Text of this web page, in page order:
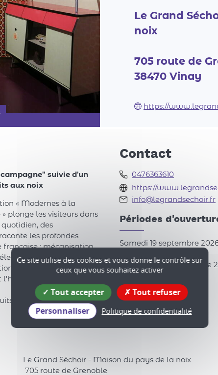
Le Grand
noix
705 route de
38470 Vinay
https://
suivie d'un
aux noix
« Modernes à la
plonge les visiteurs dans
quotidien, des
les profondes
: mécanisation
évolution
qui résonne
de cette
aux noix, pour une
Contact
0476363610
https://
info@legrandsechoir.fr
Périodes
Samedi 19 septembre
Dimanche 20 septembre
Tarif
Gratuit.
Le Grand Séchoir - Maison du pays de la noix
705 route de Grenoble
Ce site utilise des cookies et vous donne le contrôle sur
ceux que vous souhaitez activer
Tout accepter
Tout refuser
Personnaliser
Politique de confidentialité